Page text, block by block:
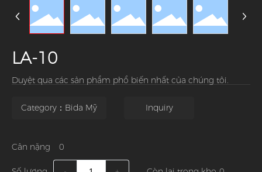
LA-10
Duyệt qua các sản phẩm phổ biến nhất của chúng tôi.
Category：Bida Mỹ Inquiry
Cân nặng 0